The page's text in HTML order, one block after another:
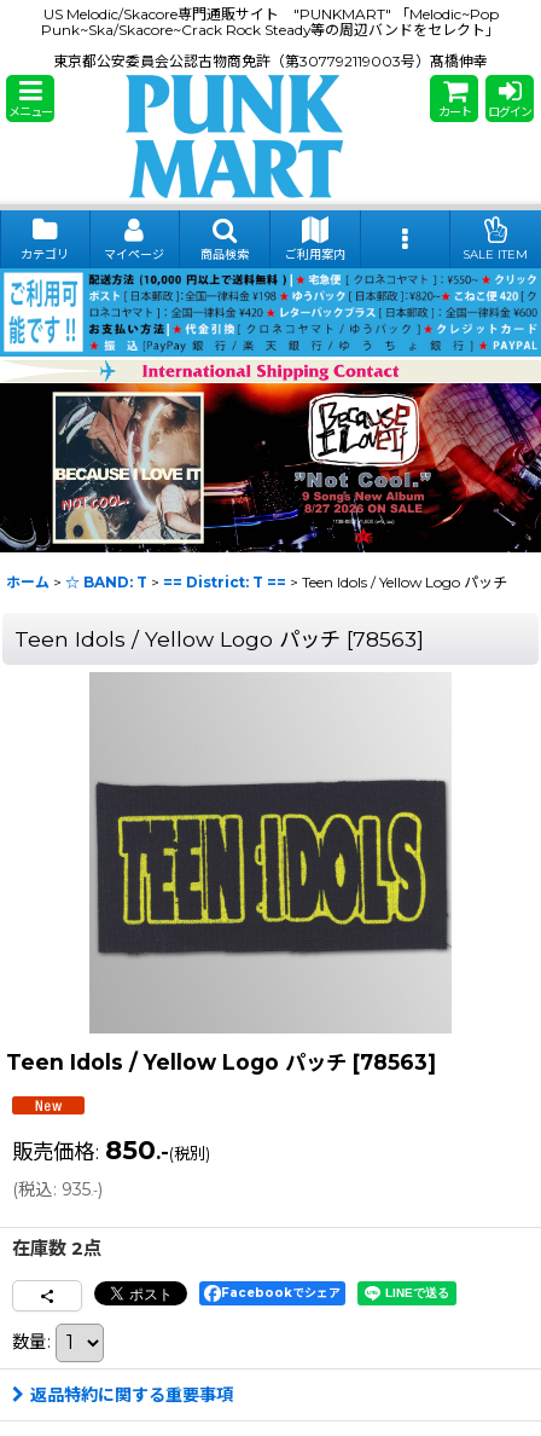
US Melodic/Skacore専門通販サイト "PUNKMART" 「Melodic~Pop
Punk~Ska/Skacore~Crack Rock Steady等の周辺バンドをセレクト」
東京都公安委員会公認古物商免許（第307792119003号）髙橋伸幸
メニュー カート ログイン
カテゴリ マイページ 商品検索 ご利用案内 SALE ITEM
ホーム > ☆ BAND: T > == District: T == > Teen Idols / Yellow Logo パッチ
Teen Idols / Yellow Logo パッチ [78563]
Teen Idols / Yellow Logo パッチ [78563]
販売価格: 850.-(税別)
(税込: 935.-)
在庫数 2点
Facebookでシェア
数量:
返品特約に関する重要事項